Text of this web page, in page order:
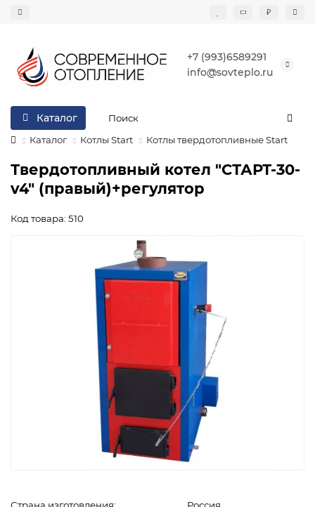
₽
+7 (993)6589291
info@sovteplo.ru
Каталог
Каталог Котлы Start Котлы твердотопливные Start
Твердотопливный котел "СТАРТ-30-
v4" (правый)+регулятор
Код товара: 510
Страна изготовления:
Россия